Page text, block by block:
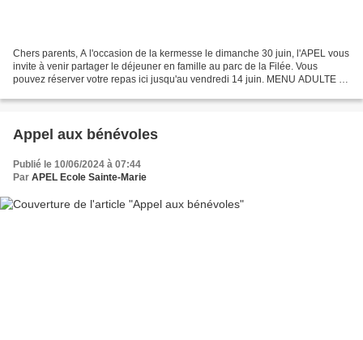
Chers parents, A l'occasion de la kermesse le dimanche 30 juin, l'APEL vous
invite à venir partager le déjeuner en famille au parc de la Filée. Vous
pouvez réserver votre repas ici jusqu'au vendredi 14 juin. MENU ADULTE :
Appel aux bénévoles
Publié le 10/06/2024 à 07:44
Par APEL Ecole Sainte-Marie